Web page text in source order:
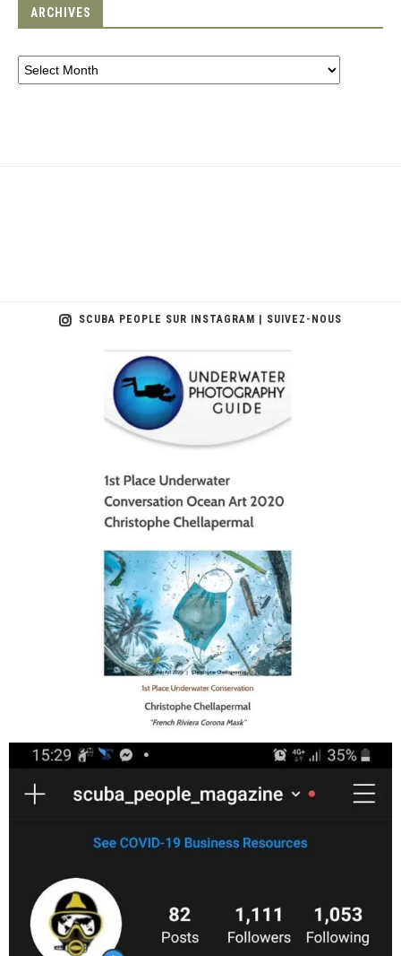
ARCHIVES
SCUBA PEOPLE SUR INSTAGRAM | SUIVEZ-NOUS
scuba_people_magazine
scuba_people_magazine